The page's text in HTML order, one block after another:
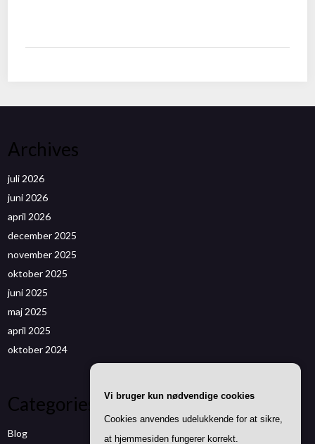
Archives
juli 2026
juni 2026
april 2026
december 2025
november 2025
oktober 2025
juni 2025
maj 2025
april 2025
oktober 2024
Categories
Blog
Vi bruger kun nødvendige cookies
Cookies anvendes udelukkende for at sikre,
at hjemmesiden fungerer korrekt.